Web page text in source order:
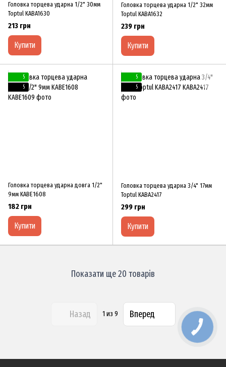
Головка торцева ударна 1/2" 30мм
Toptul KABA1630
213 грн
Купити
Головка торцева ударна 1/2" 32мм
Toptul KABA1632
239 грн
Купити
5
5
Головка торцева ударна довга 1/2"
9мм KABE1608
182 грн
Купити
5
5
Головка торцева ударна 3/4" 17мм
Toptul KABA2417
299 грн
Купити
Показати ще 20 товарів
Назад 1 из 9 Вперед